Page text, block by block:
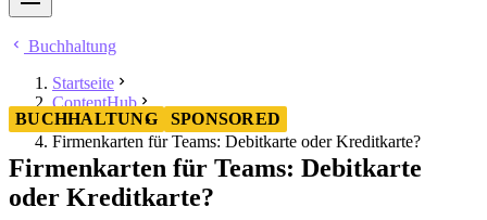
Buchhaltung
Startseite
ContentHub
Buchhaltung
Firmenkarten für Teams: Debitkarte oder Kreditkarte?
BUCHHALTUNG SPONSORED
Firmenkarten für Teams: Debitkarte
oder Kreditkarte?